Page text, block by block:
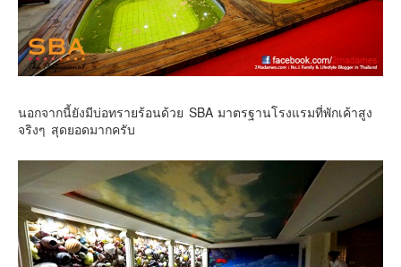
นอกจากนี้ยังมีบ่อทรายร้อนด้วย SBA มาตรฐานโรงแรมที่พักเค้าสูง
จริงๆ สุดยอดมากครับ